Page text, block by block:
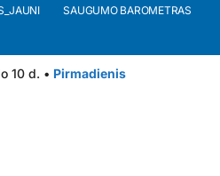
SAUGUMO BAROMETRAS
10 d. • Pirmadienis